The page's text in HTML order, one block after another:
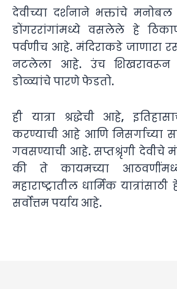
देवीच्या दर्शनाने भक्तांचे मनोबल
डोंगररांगांमध्ये वसलेले हे
पर्वणीच आहे. मंदिराकडे जाणारा
नटलेला आहे. उंच शिखरावरून
डोळ्यांचे पारणे फेडतो.
ही यात्रा श्रद्धेची आहे,
करण्याची आहे आणि निसर्गाच्या
गवसण्याची आहे. सप्तश्रृंगी देवीचे
की ते कायमच्या
महाराष्ट्रातील धार्मिक
सर्वोत्तम पर्याय आहे.